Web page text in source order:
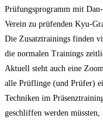
Prüfungsprogramm mit
Verein zu prüfenden Kyu-
Die Zusatztrainings finden
die normalen Trainings
Aktuell steht auch eine
alle Prüflinge (und Prüfer)
Techniken im
geschliffen werden